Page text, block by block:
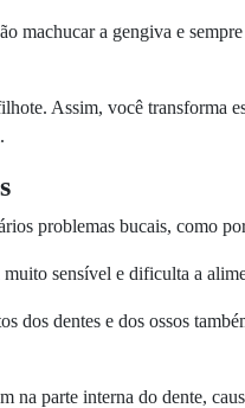
machucar a gengiva e
Assim, você transforma
problemas bucais, como
sensível e dificulta a
dos dentes e dos ossos
na parte interna do dente,